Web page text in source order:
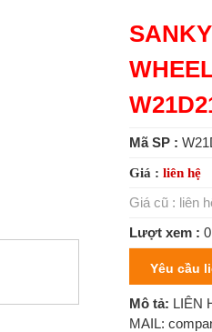
Mã SP :
Giá : liên hệ
Giá cũ : liên
Lượt xem : 0
Yêu cầu
Mô tả: LIÊN
MAIL: